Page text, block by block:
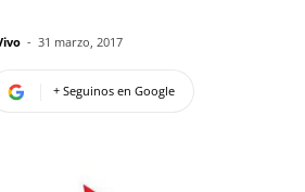
- 31 marzo, 2017
+ Seguinos en Google